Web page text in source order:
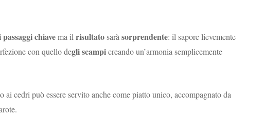
chiavema il risultatosarà sorprendente: il sapore lievemente
con quello degli scampicreando un’armonia semplicemente
cedri può essere servito anche come piatto unico, accompagnato da